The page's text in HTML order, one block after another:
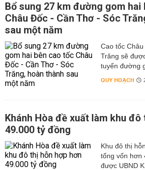
Bổ sung 27 km đường gom hai
Châu Đốc - Cần Thơ - Sóc
sau một năm
Cao tốc
Trăng sẽ
tuyến đường
QUY HOẠCH
Khánh Hòa đề xuất làm khu đô
49.000 tỷ đồng
Khu đô thị
tổng vốn hơn
được UBND